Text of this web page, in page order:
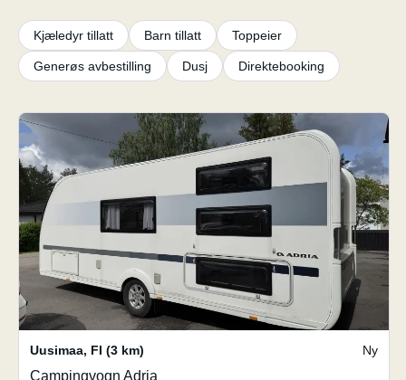
Kjæledyr tillatt Barn tillatt Toppeier
Generøs avbestilling Dusj Direktebooking
Uusimaa, FI (3 km) Ny
Campingvogn Adria